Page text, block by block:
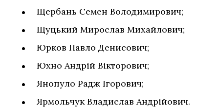
Щербань Семен Володимирович;
Щуцький Мирослав Михайлович;
Юрков Павло Денисович;
Юхно Андрій Вікторович;
Янопуло Радж Ігорович;
Ярмольчук Владислав Андрійович.